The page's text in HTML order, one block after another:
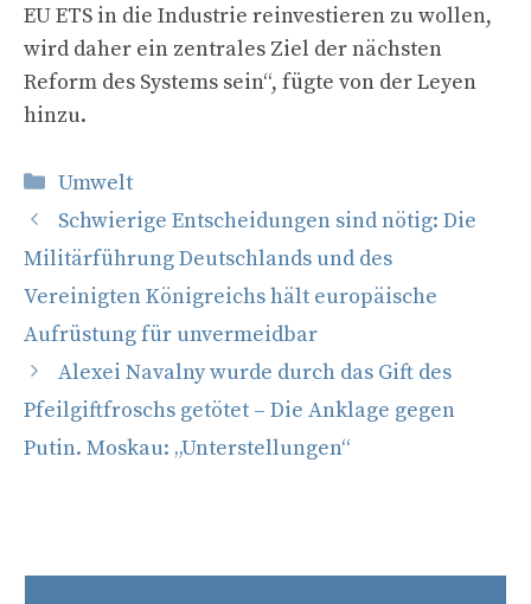
EU ETS in die Industrie reinvestieren zu wollen,
wird daher ein zentrales Ziel der nächsten
Reform des Systems sein“, fügte von der Leyen
hinzu.
Kategorien
Umwelt
Schwierige Entscheidungen sind nötig: Die
Militärführung Deutschlands und des
Vereinigten Königreichs hält europäische
Aufrüstung für unvermeidbar
Alexei Navalny wurde durch das Gift des
Pfeilgiftfroschs getötet – Die Anklage gegen
Putin. Moskau: „Unterstellungen“